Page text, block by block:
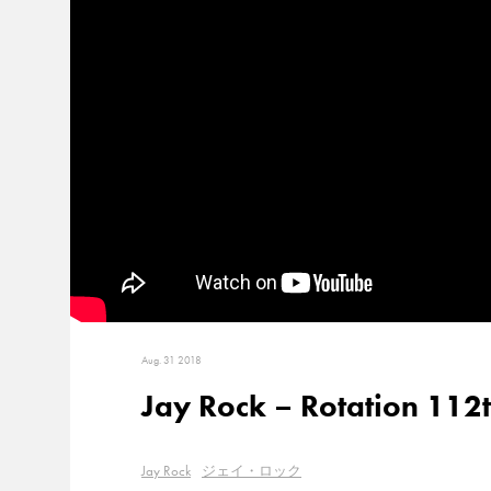
Aug. 31 2018
Jay Rock – Rotation
Jay Rock ジェイ・ロック